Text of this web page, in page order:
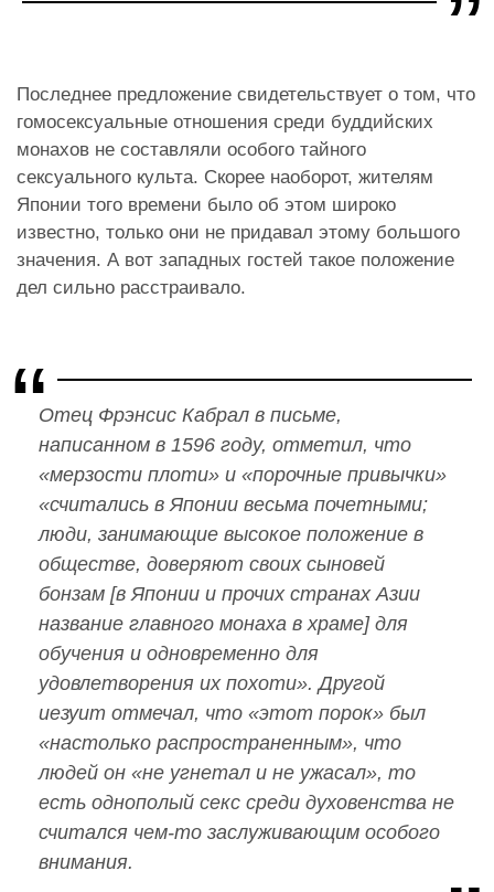
Последнее предложение свидетельствует о том, что
гомосексуальные отношения среди буддийских
монахов не составляли особого тайного
сексуального культа. Скорее наоборот, жителям
Японии того времени было об этом широко
известно, только они не придавал этому большого
значения. А вот западных гостей такое положение
дел сильно расстраивало.
Отец Фрэнсис Кабрал в письме,
написанном в 1596 году, отметил, что
«мерзости плоти» и «порочные привычки»
«считались в Японии весьма почетными;
люди, занимающие высокое положение в
обществе, доверяют своих сыновей
бонзам [в Японии и прочих странах Азии
название главного монаха в храме] для
обучения и одновременно для
удовлетворения их похоти». Другой
иезуит отмечал, что «этот порок» был
«настолько распространенным», что
людей он «не угнетал и не ужасал», то
есть однополый секс среди духовенства не
считался чем-то заслуживающим особого
внимания.